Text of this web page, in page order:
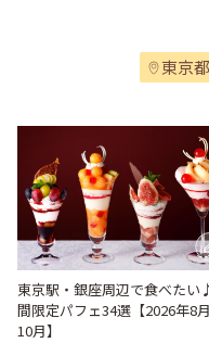
東京都
東京駅・銀座周辺で食べた
間限定パフェ34選【2026年8
10月】